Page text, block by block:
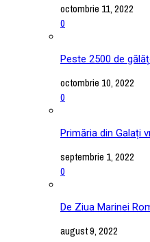
octombrie 11, 2022
0
Peste 2500 de
octombrie 10, 2022
0
Primăria din Galați
septembrie 1, 2022
0
De Ziua Marinei
august 9, 2022